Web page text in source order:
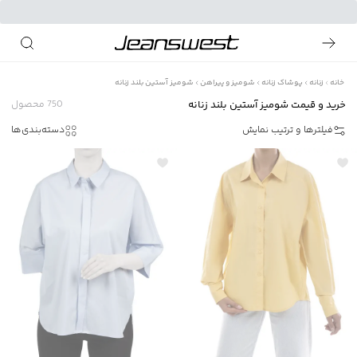
خانه زنانه پوشاک زنانه شومیز و پیراهن شومیز آستین بلند زنانه
خرید و قیمت شومیز آستین بلند زنانه 750 محصول
فیلترها و ترتیب نمایش
دسته‌بندی‌ها